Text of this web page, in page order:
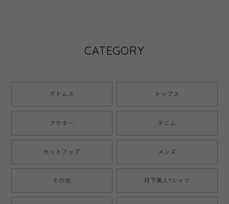
CATEGORY
ボトムス トップス
アウター デニム
セットアップ メンズ
その他 月下美人Tシャツ